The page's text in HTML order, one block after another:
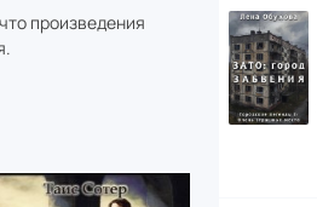
произведения